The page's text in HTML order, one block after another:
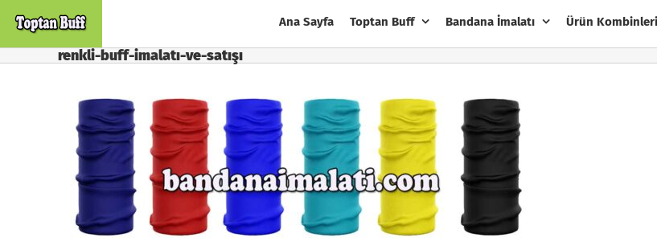
Ana Sayfa Toptan Buff Bandana İmalatı Ürün Kombinleri
renkli-buff-imalatı-ve-satışı